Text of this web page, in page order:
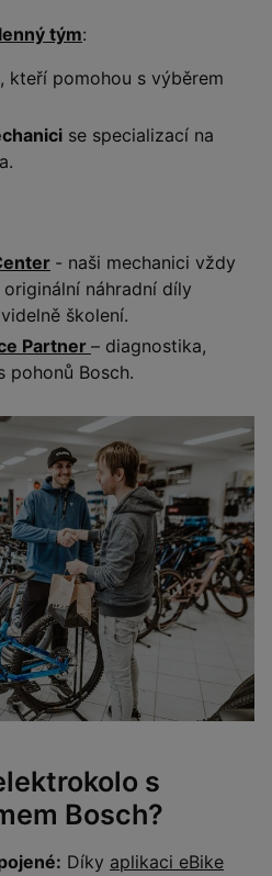
tým:
, kteří pomohou s výběrem
se specializací na
- naši mechanici vždy
náhradní díly
školení.
Partner – diagnostika,
pohonů Bosch.
s
Bosch?
Díky aplikaci eBike